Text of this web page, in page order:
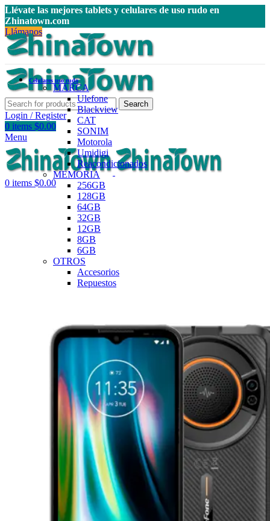
Llévate las mejores tablets y celulares de uso rudo en
Zhinatown.com
Llámanos
Search
Login / Register
0 items $0.00
Menu
0 items $0.00
Celulares uso rudo
MARCA
Ulefone
Blackview
CAT
SONIM
Motorola
Umidigi
Reacondicionados
MEMORIA
256GB
128GB
64GB
32GB
12GB
8GB
6GB
OTROS
Accesorios
Repuestos